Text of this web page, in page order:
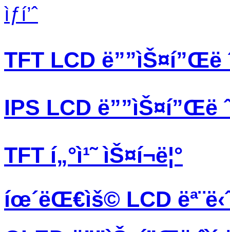
ìƒí’ˆ
TFT LCD ë””ìŠ¤í”Œë
IPS LCD ë””ìŠ¤í”Œë
TFT í„°ì¹˜ ìŠ¤í¬ë¦°
íœ´ëŒ€ìš© LCD